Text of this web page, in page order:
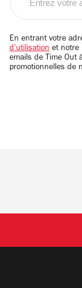
email
En entrant votre
d'utilisation et notre
emails de Time Out
promotionnelles de